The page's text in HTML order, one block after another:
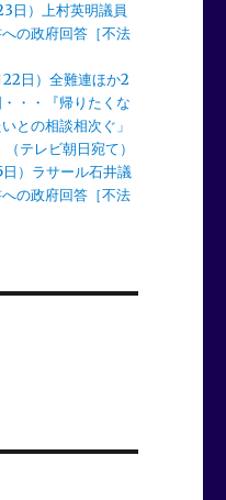
日）上村英明議員
への政府回答［不法
日）全難連ほか2
・・『帰りたくな
との相談相次ぐ」
テレビ朝日宛て）
）ラサール石井議
の政府回答［不法